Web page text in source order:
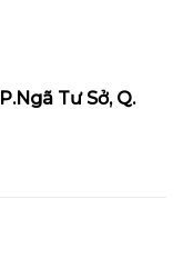
Tư Sở, Q.